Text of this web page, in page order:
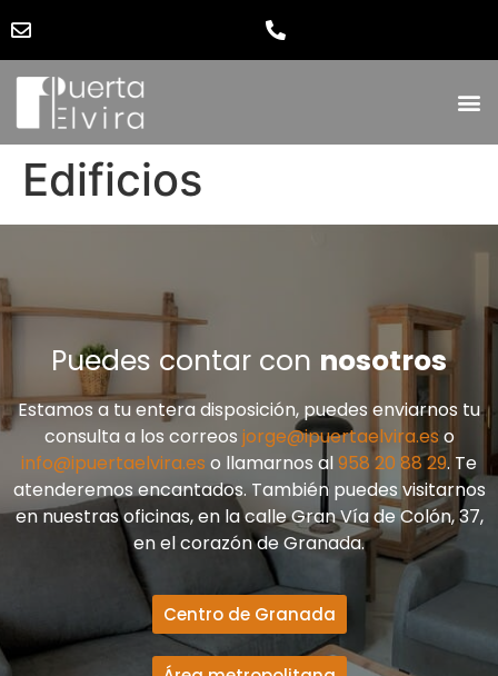
Edificios
Puedes contar con nosotros
Estamos a tu entera disposición, puedes enviarnos tu
consulta a los correos jorge@ipuertaelvira.eso
info@ipuertaelvira.es o llamarnos al958 20 88 29. Te
atenderemos encantados. También puedes visitarnos
en nuestras oficinas, en la calle Gran Vía de Colón, 37,
en el corazón de Granada.
Centro de Granada